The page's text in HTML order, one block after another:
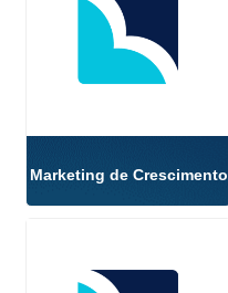
Marketing de Crescimento